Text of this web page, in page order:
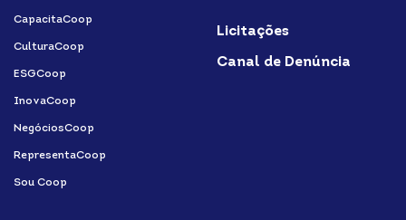
CapacitaCoop
CulturaCoop
ESGCoop
InovaCoop
NegóciosCoop
RepresentaCoop
Sou Coop
Licitações
Canal de Denúncia